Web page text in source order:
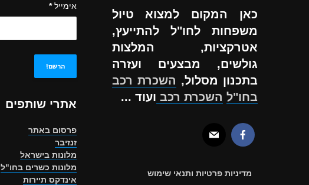
כאן המקום למצוא טיול
משפחות לחו"ל להתייעץ,
אטרקציות, המלצות
גולשים, מבצעים ועזרה
בתכנון מסלול, השכרת רכב
בחו"ל השכרת רכב ועוד ...
מדיניות פרטיות ותנאי שימוש
אימייל*
אתרי שותפים
פרסום באתר
זנזיבר
מלונות בישראל
מלונות כשרים בחו"ל
אינדקס תיירות